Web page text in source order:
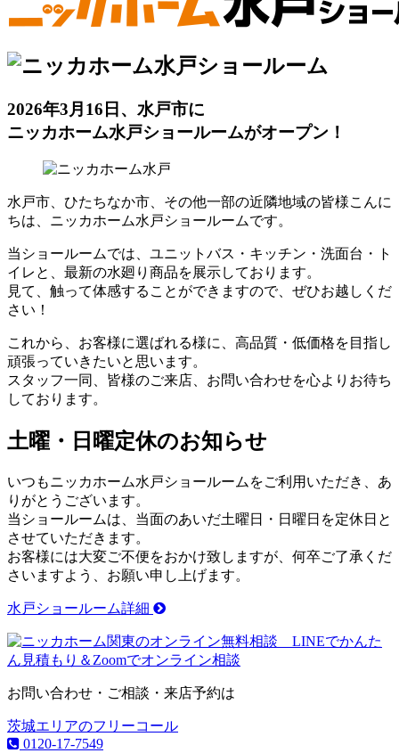
2026年3月16日、水戸市に
ニッカホーム水戸ショールームがオープン！
水戸市、ひたちなか市、その他一部の近隣地域の皆様こんに
ちは、ニッカホーム水戸ショールームです。
当ショールームでは、ユニットバス・キッチン・洗面台・ト
イレと、最新の水廻り商品を展示しております。
見て、触って体感することができますので、ぜひお越しくだ
さい！
これから、お客様に選ばれる様に、高品質・低価格を目指し
頑張っていきたいと思います。
スタッフ一同、皆様のご来店、お問い合わせを心よりお待ち
しております。
土曜・日曜定休のお知らせ
いつもニッカホーム水戸ショールームをご利用いただき、あ
りがとうございます。
当ショールームは、当面のあいだ土曜日・日曜日を定休日と
させていただきます。
お客様には大変ご不便をおかけ致しますが、何卒ご了承くだ
さいますよう、お願い申し上げます。
水戸ショールーム詳細
お問い合わせ・ご相談・来店予約は
茨城エリアのフリーコール
0120-17-7549